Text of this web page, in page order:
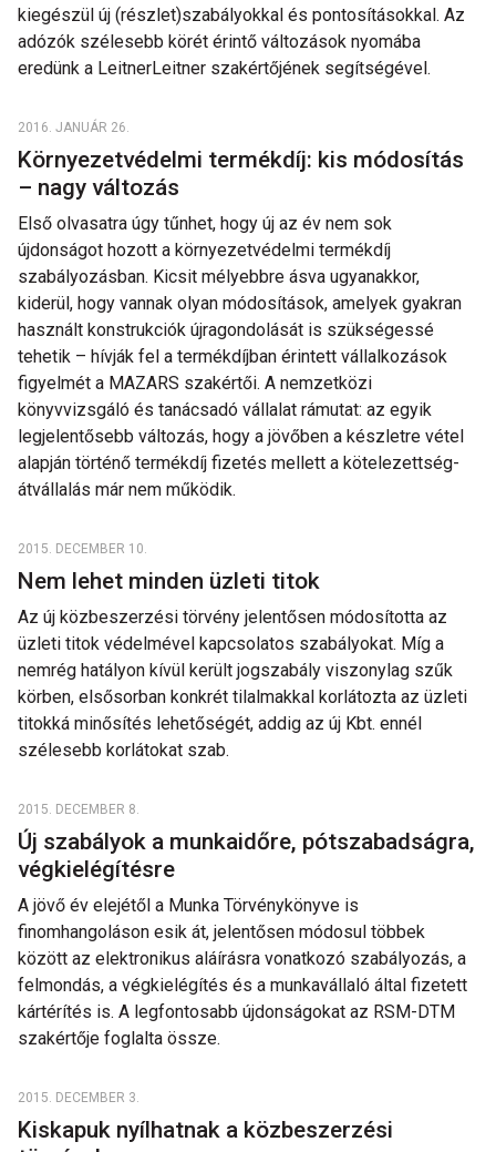
kiegészül új (részlet)szabályokkal és pontosításokkal. Az
adózók szélesebb körét érintő változások nyomába
eredünk a LeitnerLeitner szakértőjének segítségével.
2016. JANUÁR 26.
Környezetvédelmi termékdíj: kis módosítás
– nagy változás
Első olvasatra úgy tűnhet, hogy új az év nem sok
újdonságot hozott a környezetvédelmi termékdíj
szabályozásban. Kicsit mélyebbre ásva ugyanakkor,
kiderül, hogy vannak olyan módosítások, amelyek gyakran
használt konstrukciók újragondolását is szükségessé
tehetik – hívják fel a termékdíjban érintett vállalkozások
figyelmét a MAZARS szakértői. A nemzetközi
könyvvizsgáló és tanácsadó vállalat rámutat: az egyik
legjelentősebb változás, hogy a jövőben a készletre vétel
alapján történő termékdíj fizetés mellett a kötelezettség-
átvállalás már nem működik.
2015. DECEMBER 10.
Nem lehet minden üzleti titok
Az új közbeszerzési törvény jelentősen módosította az
üzleti titok védelmével kapcsolatos szabályokat. Míg a
nemrég hatályon kívül került jogszabály viszonylag szűk
körben, elsősorban konkrét tilalmakkal korlátozta az üzleti
titokká minősítés lehetőségét, addig az új Kbt. ennél
szélesebb korlátokat szab.
2015. DECEMBER 8.
Új szabályok a munkaidőre, pótszabadságra,
végkielégítésre
A jövő év elejétől a Munka Törvénykönyve is
finomhangoláson esik át, jelentősen módosul többek
között az elektronikus aláírásra vonatkozó szabályozás, a
felmondás, a végkielégítés és a munkavállaló által fizetett
kártérítés is. A legfontosabb újdonságokat az RSM-DTM
szakértője foglalta össze.
2015. DECEMBER 3.
Kiskapuk nyílhatnak a közbeszerzési